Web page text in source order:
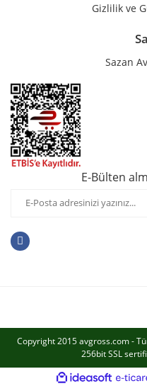
Gizlilik ve
Sazan
E-Bülten
Copyright 2015 avgross.com -
256bit SSL
ideasoft